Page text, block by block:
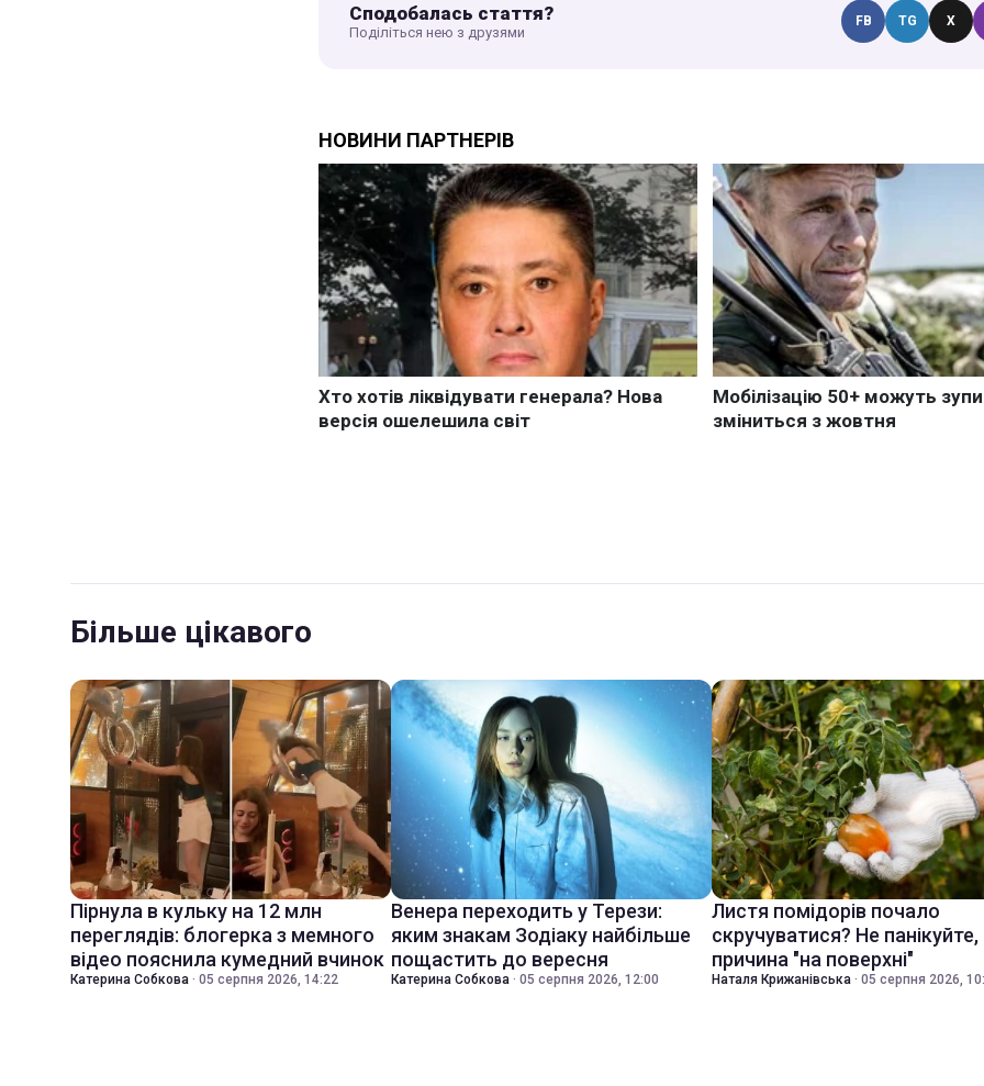
Сподобалась стаття?
Поділіться нею з друзями
FB TG X
Більше цікавого
Пірнула в кульку на 12 млн
переглядів: блогерка з мемного
відео пояснила кумедний вчинок
Катерина Собкова · 05 серпня 2026, 14:22
Венера переходить у Терези:
яким знакам Зодіаку найбільше
пощастить до вересня
Катерина Собкова · 05 серпня 2026, 12:00
Листя помідорів почало
скручуватися? Не панікуйте,
причина "на поверхні"
Наталя Крижанівська · 05 серпня 2026,